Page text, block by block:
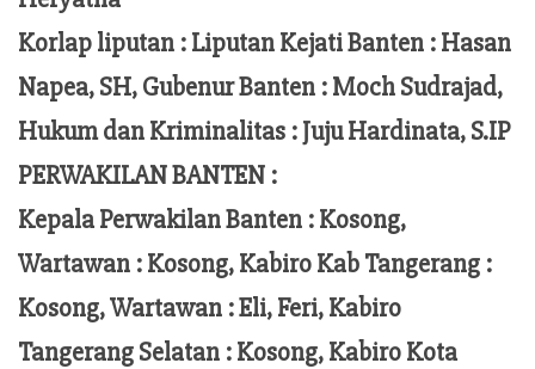
Korlap liputan :Liputan Kejati Banten : Hasan
Napea, SH,Gubenur Banten : MochSudrajad,
Hukum dan Kriminalitas :Juju Hardinata, S.IP
PERWAKILAN BANTEN :
Kepala Perwakilan Banten : Kosong,
Wartawan : Kosong, Kabiro Kab Tangerang :
Kosong,Wartawan :Eli, Feri, Kabiro
Tangerang Selatan : Kosong, Kabiro Kota